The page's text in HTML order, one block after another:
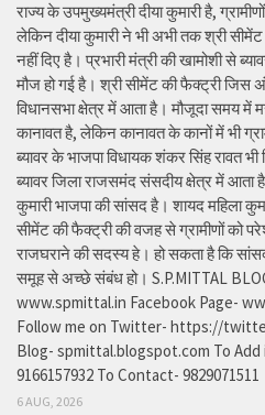
राज्य के उपमुख्यमंत्री दीया कुमारी है,
लेकिन दीया कुमारी ने भी अभी तक श्री
नहीं दिए है। प्रभारी मंत्री की खामोशी से
मौज हो गई है। श्री सीमेंट की फैक्ट्री जिस
विधानसभा क्षेत्र में आता है। मौजूदा समय में
कानावत है, लेकिन कानावत के कानों में भी
ब्यावर के भाजपा विधायक शंकर सिंह रावत
ब्यावर जिला राजसमंद संसदीय क्षेत्र में आता
कुमारी भाजपा की सांसद है। शायद महिला
सीमेंट की फैक्ट्री की वजह से ग्रामीणों को
राजघराने की सदस्य हे। हो सकता है कि
समूह से अच्छे संबंध हो। S.P.MITTAL
www.spmittal.in Facebook Page-
Follow me on Twitter- https://
Blog- spmittal.blogspot.com To Add
9166157932 To Contact- 9829071511
6 AUG, 2026